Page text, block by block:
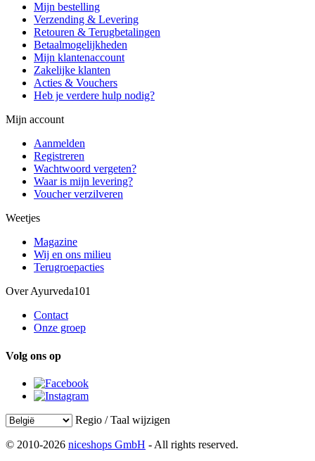
Mijn bestelling
Verzending & Levering
Retouren & Terugbetalingen
Betaalmogelijkheden
Mijn klantenaccount
Zakelijke klanten
Acties & Vouchers
Heb je verdere hulp nodig?
Mijn account
Aanmelden
Registreren
Wachtwoord vergeten?
Waar is mijn levering?
Voucher verzilveren
Weetjes
Magazine
Wij en ons milieu
Terugroepacties
Over Ayurveda101
Contact
Onze groep
Volg ons op
Regio / Taal wijzigen
© 2010-2026 niceshops GmbH - All rights reserved.